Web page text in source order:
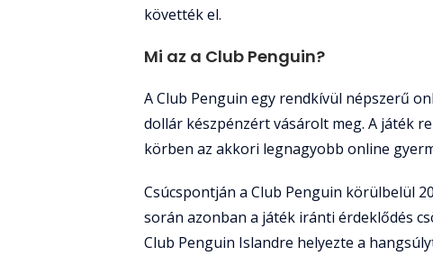
követték el.
Mi az a Club Penguin?
A Club Penguin egy rendkívül népszerű
dollár készpénzért vásárolt meg. A játék
körben az akkori legnagyobb online
Csúcspontján a Club Penguin körülbelül
során azonban a játék iránti érdeklődés
Club Penguin Islandre helyezte a